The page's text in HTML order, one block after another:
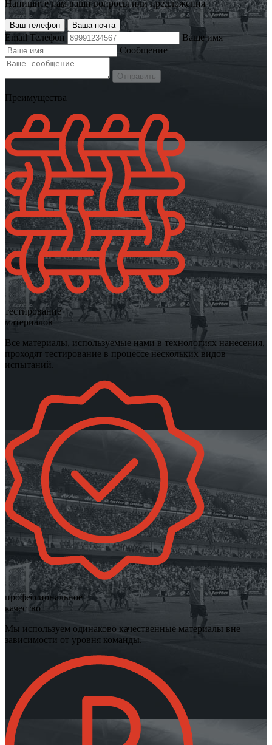
Напишите нам ваши вопросы или предложения
Ваш телефон Ваша почта
Email Телефон
Ваше имя
Сообщение
Отправить
Преимущества
тестирование
материалов
Все материалы, используемые нами в технологиях нанесения,
проходят тестирование в процессе нескольких видов
испытаний.
профессиональное
качество
Мы используем одинаково качественные материалы вне
зависимости от уровня команды.